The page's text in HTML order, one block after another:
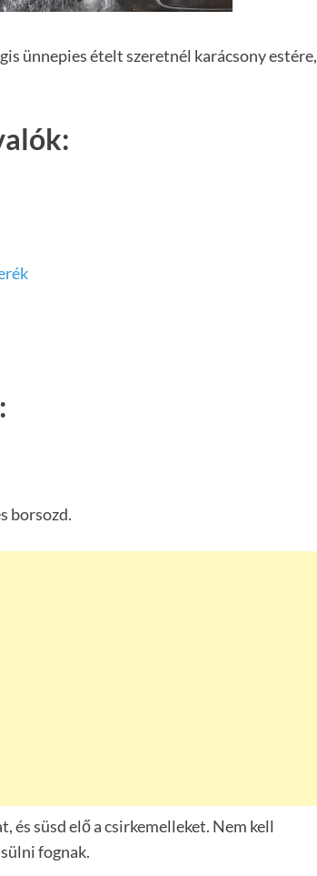
ünnepies ételt szeretnél karácsony estére,
borsozd.
és süsd elő a csirkemelleket. Nem kell
fognak.